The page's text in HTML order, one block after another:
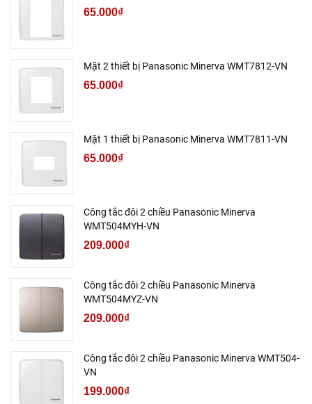
65.000₫
Mặt 2 thiết bị Panasonic Minerva WMT7812-VN
65.000₫
Mặt 1 thiết bị Panasonic Minerva WMT7811-VN
65.000₫
Công tắc đôi 2 chiều Panasonic Minerva
WMT504MYH-VN
209.000₫
Công tắc đôi 2 chiều Panasonic Minerva
WMT504MYZ-VN
209.000₫
Công tắc đôi 2 chiều Panasonic Minerva WMT504-
VN
199.000₫